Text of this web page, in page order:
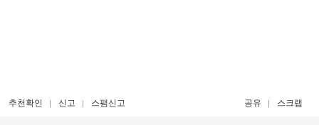
추천확인 신고 스팸신고 공유 스크랩